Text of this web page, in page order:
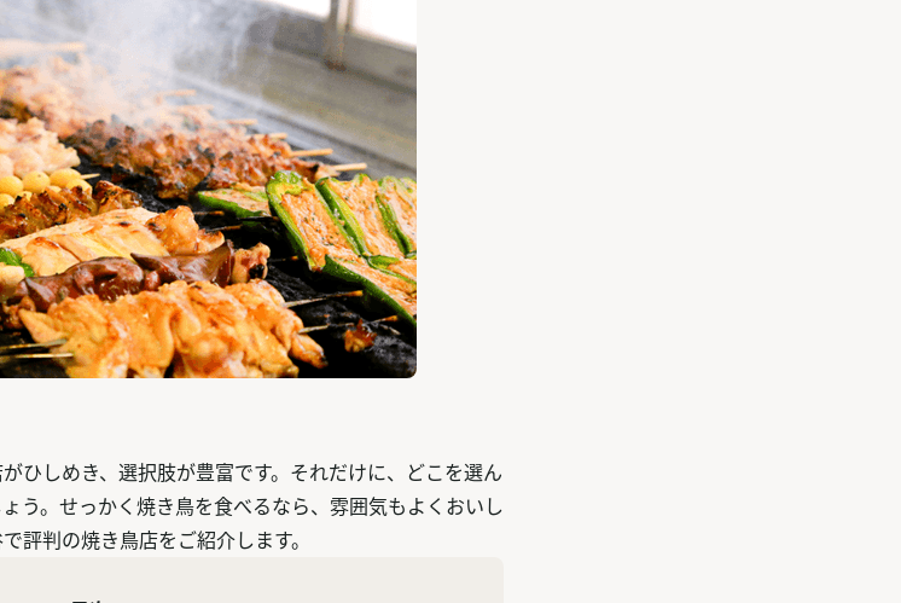
ひしめき、選択肢が豊富です。それだけに、どこを選ん
う。せっかく焼き鳥を食べるなら、雰囲気もよくおいし
評判の焼き鳥店をご紹介します。